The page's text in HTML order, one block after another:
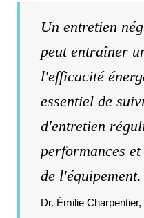
Un entretien
peut entraîner
l'efficacité
essentiel de
d'entretien
performances
de l'équipement.
Dr. Émilie